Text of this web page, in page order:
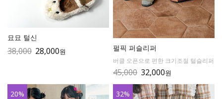
묘묘 털신
38,000 28,000원 펄픽 퍼슬리퍼
버클 오픈으로 편한 크기조절 털슬리퍼
45,000 32,000원
20% 32%